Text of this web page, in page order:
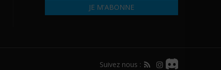
Suivez nous :